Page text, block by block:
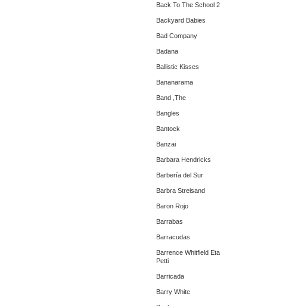
Back To The School 2
Backyard Babies
Bad Company
Badana
Ballistic Kisses
Bananarama
Band ,The
Bangles
Bantock
Banzai
Barbara Hendricks
Barbería del Sur
Barbra Streisand
Baron Rojo
Barrabas
Barracudas
Barrence Whitfield Eta
Petti
Barricada
Barry White